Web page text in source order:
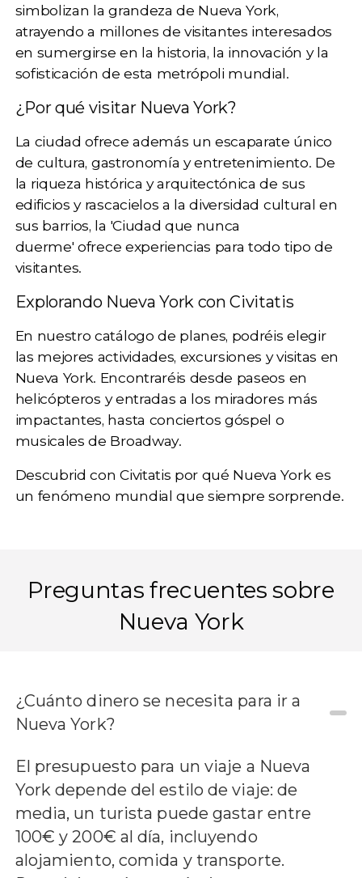
simbolizan la grandeza de Nueva York,
atrayendo a millones de visitantes interesados
en sumergirse en la historia, la innovación y la
sofisticación de esta metrópoli mundial.
¿Por qué visitar Nueva York?
La ciudad ofrece además un escaparate único
de cultura, gastronomía y entretenimiento. De
la riqueza histórica y arquitectónica de sus
edificios y rascacielos a la diversidad cultural en
sus barrios, la 'Ciudad que nunca
duerme' ofrece experiencias para todo tipo de
visitantes.
Explorando Nueva York con Civitatis
En nuestro catálogo de planes, podréis elegir
las mejores actividades, excursiones y visitas en
Nueva York. Encontraréis desde paseos en
helicópteros y entradas a los miradores más
impactantes, hasta conciertos góspel o
musicales de Broadway.
Descubrid con Civitatis por qué Nueva York es
un fenómeno mundial que siempre sorprende.
Preguntas frecuentes sobre
Nueva York
¿Cuánto dinero se necesita para ir a
Nueva York?
El presupuesto para un viaje a Nueva
York depende del estilo de viaje: de
media, un turista puede gastar entre
100€ y 200€ al día, incluyendo
alojamiento, comida y transporte.